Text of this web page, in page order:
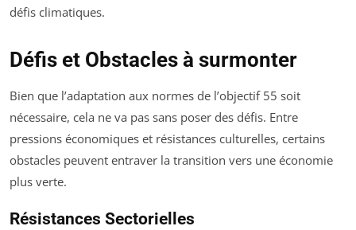
défis climatiques.
Défis et Obstacles à surmonter
Bien que l’adaptation aux normes de l’objectif 55 soit
nécessaire, cela ne va pas sans poser des défis. Entre
pressions économiques et résistances culturelles, certains
obstacles peuvent entraver la transition vers une économie
plus verte.
Résistances Sectorielles